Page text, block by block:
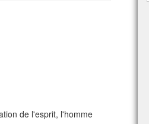
de l'esprit, l'homme